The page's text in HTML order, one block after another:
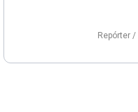
Repórter /